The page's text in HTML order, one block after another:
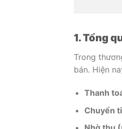
1. Tổng
Trong
bán. Hiện
Thanh
Chuyển